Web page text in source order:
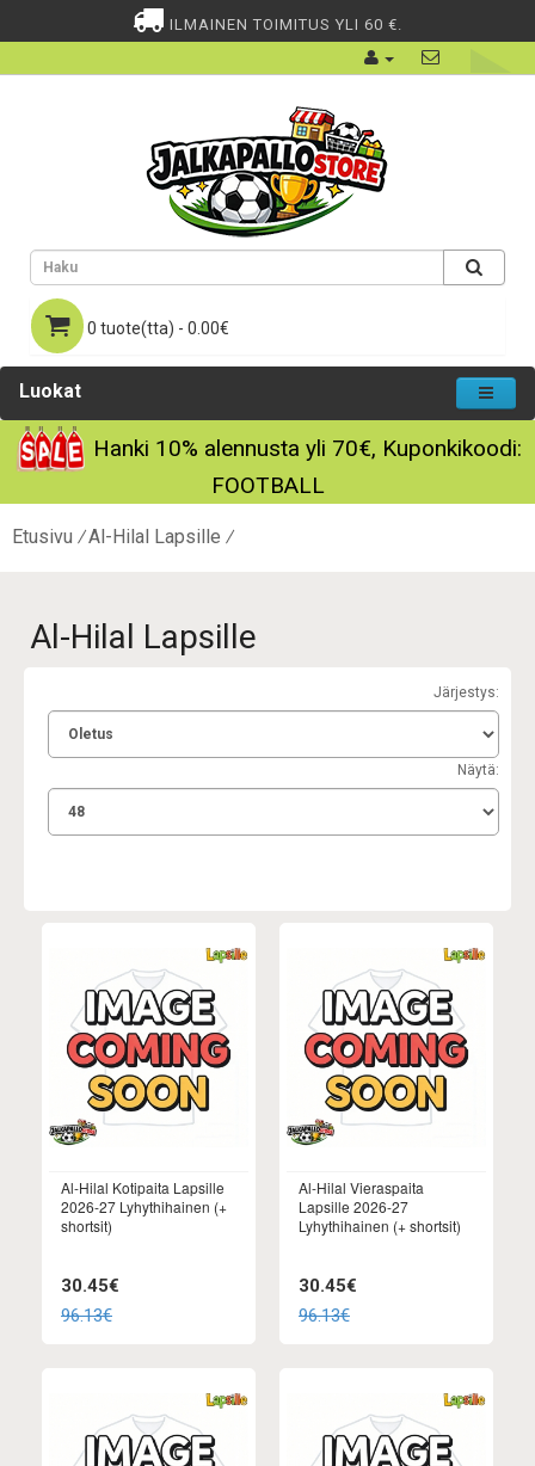
ILMAINEN TOIMITUS YLI 60 €.
0 tuote(tta) - 0.00€
Luokat
Hanki 10% alennusta yli 70€, Kuponkikoodi:
FOOTBALL
Etusivu Al-Hilal Lapsille
Al-Hilal Lapsille
Järjestys:
Näytä:
Al-Hilal Kotipaita Lapsille
2026-27 Lyhythihainen (+
shortsit)
30.45€
96.13€
Al-Hilal Vieraspaita
Lapsille 2026-27
Lyhythihainen (+ shortsit)
30.45€
96.13€